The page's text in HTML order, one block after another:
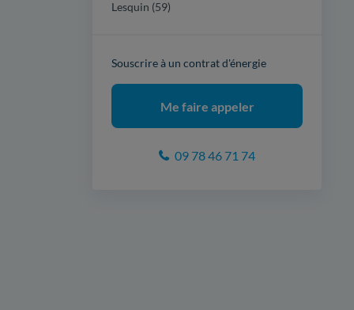
Lesquin (59)
Souscrire à un contrat d'énergie
Me faire appeler
09 78 46 71 74